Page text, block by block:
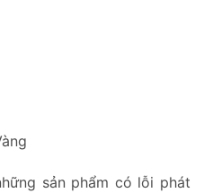
sản phẩm có lỗi phát